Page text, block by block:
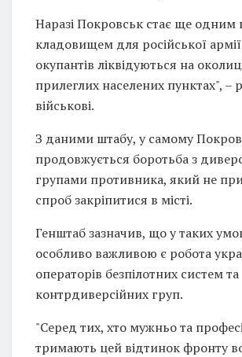
Наразі Покровськ стає ще одним
кладовищем для російської
окупантів ліквідуються на
прилеглих населених пунктах", –
військові.
З даними штабу, у самому
продовжується боротьба з
групами противника, який не
спроб закріпитися в місті.
Генштаб зазначив, що у таких
особливо важливою є робота
операторів безпілотних систем та
контрдиверсійних груп.
"Серед тих, хто мужньо та
тримають цей відтинок фронту